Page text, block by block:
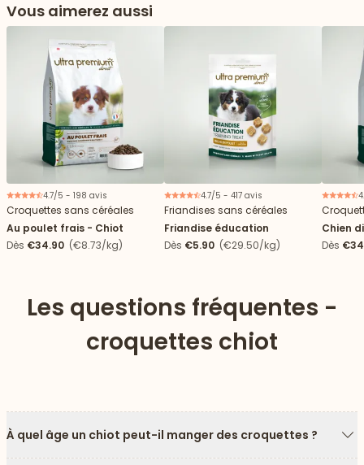
Vous aimerez aussi
4.7/5 - 198 avis
Croquettes sans céréales
Au poulet frais - Chiot
Dès €34.90 (€8.73/kg)
4.7/5 - 417 avis
Friandises sans céréales
Friandise éducation
Dès €5.90 (€29.50/kg)
Chien
Dès
Les questions fréquentes -
croquettes chiot
À quel âge un chiot peut-il manger des croquettes ?